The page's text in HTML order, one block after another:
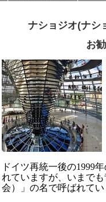
ナショジオ(ナシ
お
ドイツ再統一後の1999年
れていますが、いまで
会）」の名で呼ばれて